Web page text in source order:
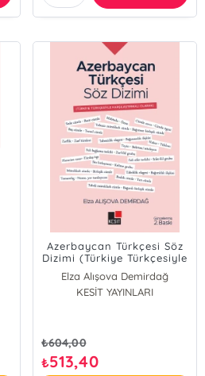
Azerbaycan Türkçesi Söz
Dizimi (Türkiye Türkçesiyle
Karşılaştırmalı
Olarak);Türkiye
Türkçesiyle Karşılaştırmalı
Elza Alışova Demirdağ
KESİT YAYINLARI
₺604,00
₺513,40